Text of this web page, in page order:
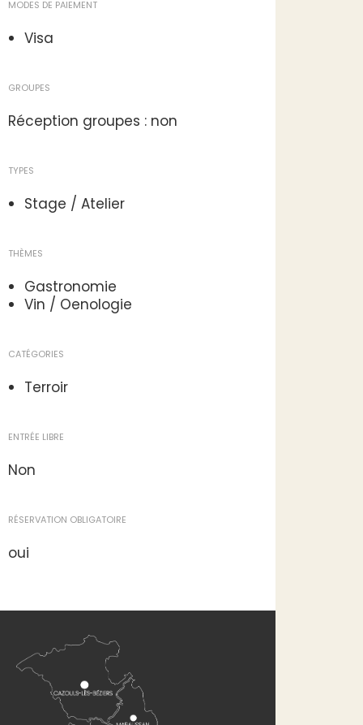
MODES DE PAIEMENT
Visa
GROUPES
Réception groupes : non
TYPES
Stage / Atelier
THÈMES
Gastronomie
Vin / Oenologie
CATÉGORIES
Terroir
ENTRÉE LIBRE
Non
RÉSERVATION OBLIGATOIRE
oui